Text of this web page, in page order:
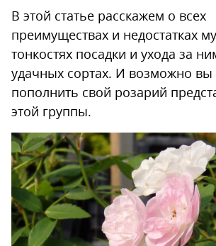
В этой статье расскажем о всех
преимуществах и недостатках
тонкостях посадки и ухода за
удачных сортах. И возможно вы
пополнить свой розарий
этой группы.